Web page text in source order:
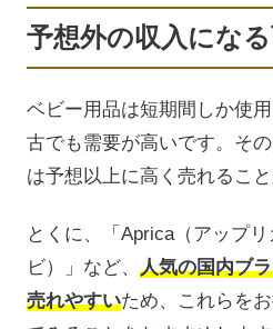
予想外の収入にな
ベビー用品は短期間しか使
古でも需要が高いです。そ
は予想以上に高く売れること
とくに、「Aprica（アップ
ビ）」など、 人気の国内ブ
売れやすいため、これらを